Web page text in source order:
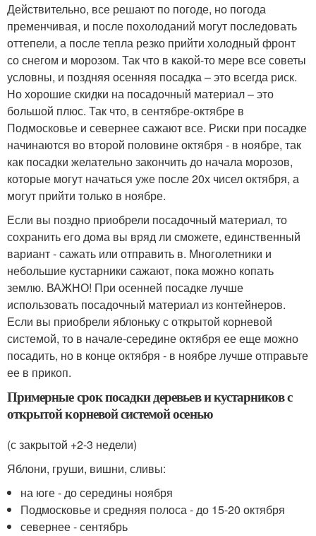
Действительно, все решают по погоде, но погода
пременчивая, и после похолоданий могут последовать
оттепели, а после тепла резко прийти холодный фронт
со снегом и морозом. Так что в какой-то мере все советы
условны, и поздняя осенняя посадка – это всегда риск.
Но хорошие скидки на посадочный материал – это
большой плюс. Так что, в сентябре-октябре в
Подмосковье и севернее сажают все. Риски при посадке
начинаются во второй половине октября - в ноябре, так
как посадки желательно закончить до начала морозов,
которые могут начаться уже после 20х чисел октября, а
могут прийти только в ноябре.
Если вы поздно приобрели посадочный материал, то
сохранить его дома вы вряд ли сможете, единственный
вариант - сажать или отправить в. Многолетники и
небольшие кустарники сажают, пока можно копать
землю. ВАЖНО! При осенней посадке лучше
использовать посадочный материал из контейнеров.
Если вы приобрели яблоньку с открытой корневой
системой, то в начале-середине октября ее еще можно
посадить, но в конце октября - в ноябре лучше отправьте
ее в прикоп.
Примерные срок посадки деревьев и кустарников с
открытой корневой системой осенью
(с закрытой +2-3 недели)
Яблони, груши, вишни, сливы:
на юге - до середины ноября
Подмосковье и средняя полоса - до 15-20 октября
севернее - сентябрь